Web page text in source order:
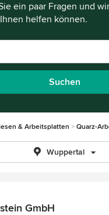
ein paar Fragen und
helfen können.
Suchen
& Arbeitsplatten Quarz-
Wuppertal
GmbH